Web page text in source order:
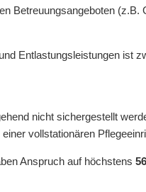
Betreuungsangeboten
Entlastungsleistungen ist
nicht sichergestellt
vollstationären
Anspruch auf höchstens